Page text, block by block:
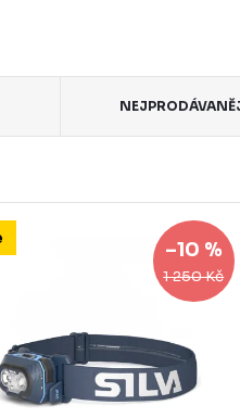
1 250 Kč
–10 %